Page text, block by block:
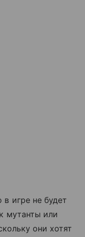
в игре не будет
мутанты или
они хотят